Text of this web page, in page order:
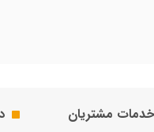
خدمات مشتریان